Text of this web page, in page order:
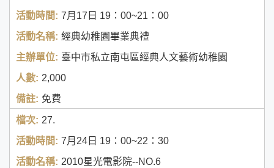
7月17日 19：00~21：00
經典幼稚園畢業典禮
臺中市私立南屯區經典人文藝術幼稚園
2,000
免費
27.
7月24日 19：00~22：30
2010星光電影院--NO.6